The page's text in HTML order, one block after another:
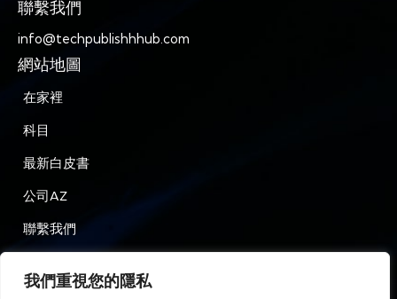
我們重視您的隱私
聯繫我們
info@techpublishhhub.com
網站地圖
在家裡
科目
最新白皮書
公司AZ
聯繫我們